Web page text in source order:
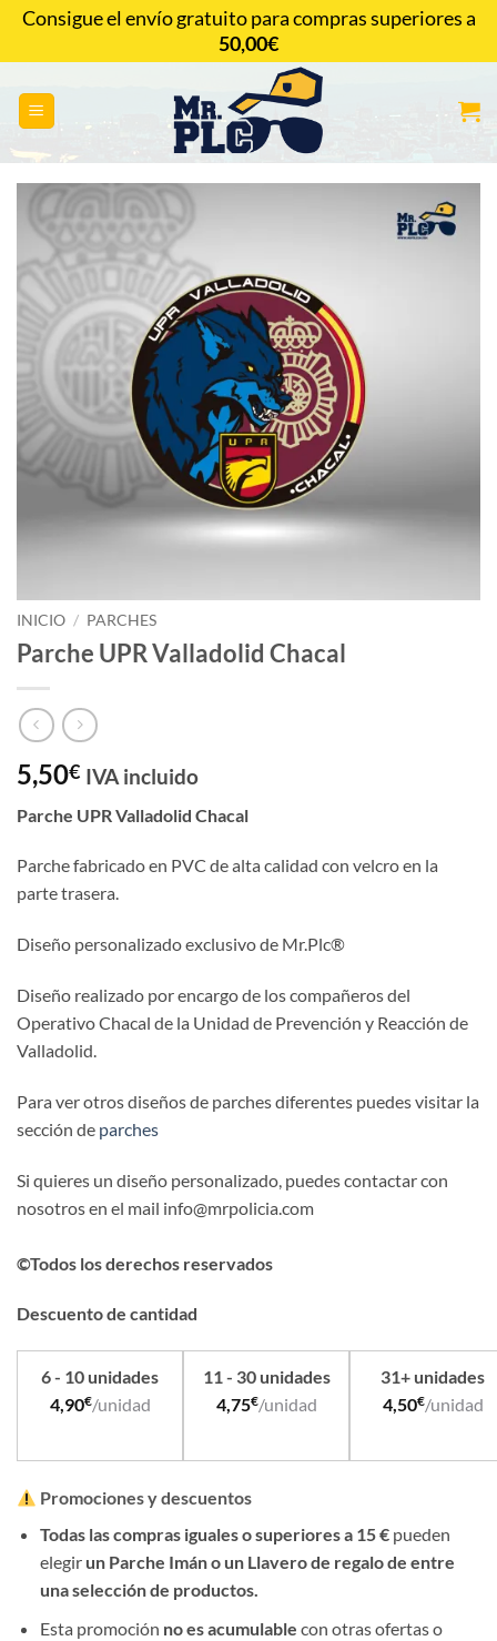
Saltar
contenido
CONTACTAR
INICIO / PARCHES
Parche UPR Valladolid Chacal
5,50€ IVA incluido
Parche UPR Valladolid Chacal
Parche fabricado en PVC de alta calidad con velcro en la
parte trasera.
Diseño personalizado exclusivo de Mr.Plc®
Diseño realizado por encargo de los compañeros del
Operativo Chacal de la Unidad de Prevención y Reacción de
Valladolid.
Para ver otros diseños de parches diferentes puedes visitar la
sección de parches
Si quieres un diseño personalizado, puedes contactar con
nosotros en el mail info@mrpolicia.com
©Todos los derechos reservados
Descuento de cantidad
6 - 10 unidades
4,90€/unidad
11 - 30 unidades
4,75€/unidad
31+ unidades
4,50€/unidad
Promociones y descuentos
Todas las compras iguales o superiores a 15 €pueden
elegir un Parche Imán o un Llavero de regalo de entre
una selección de productos.
Esta promoción no es acumulable con otras ofertas o
Consigue el envío gratuito para compras superiores a
50,00€